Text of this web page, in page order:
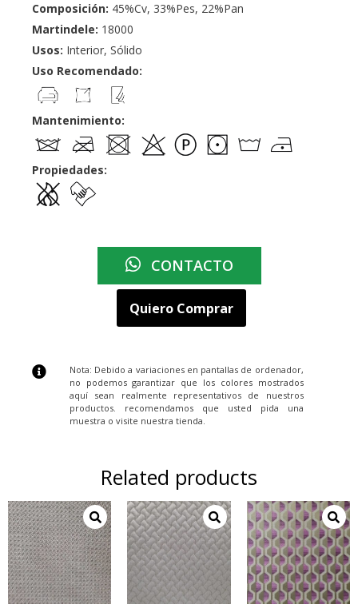
Composición: 45%Cv, 33%Pes, 22%Pan
Martindele: 18000
Usos: Interior, Sólido
Uso Recomendado:
Mantenimiento:
Propiedades:
CONTACTO
Quiero Comprar
Nota: Debido a variaciones en pantallas de ordenador,
no podemos garantizar que los colores mostrados
aquí sean realmente representativos de nuestros
productos. recomendamos que usted pida una
muestra o visite nuestra tienda.
Related products